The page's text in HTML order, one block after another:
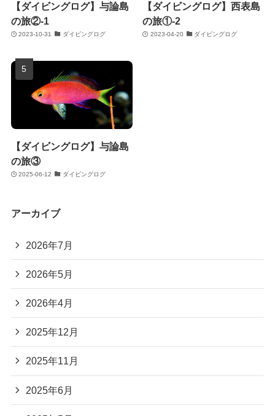
【ダイビングログ】与論島
の旅②-1
2023-10-31 ダイビングログ
【ダイビングログ】西表島
の旅①-2
2023-04-20 ダイビングログ
【ダイビングログ】与論島
の旅③
2025-06-12 ダイビングログ
アーカイブ
2026年7月
2026年5月
2026年4月
2025年12月
2025年11月
2025年6月